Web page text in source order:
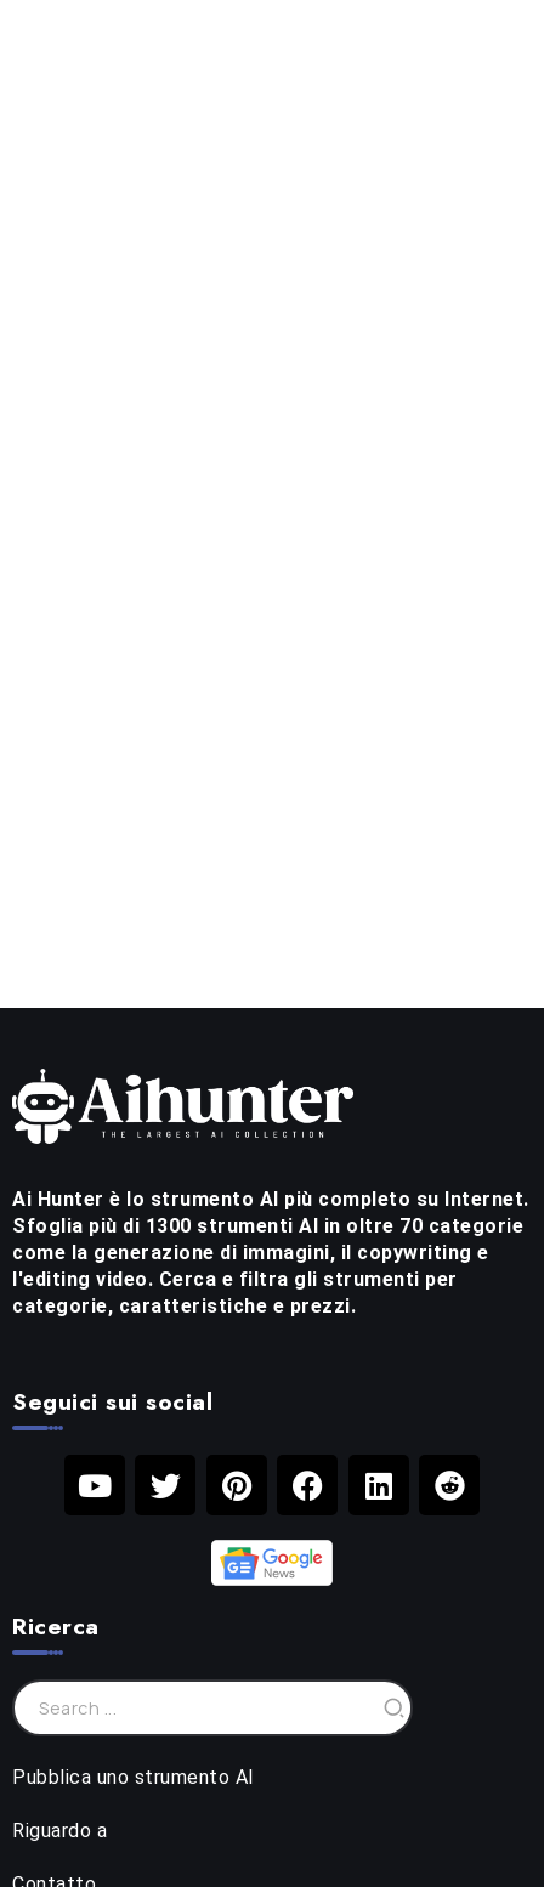
Ai Hunter è lo strumento AI più completo su Internet.
Sfoglia più di 1300 strumenti AI in oltre 70 categorie
come la generazione di immagini, il copywriting e
l'editing video. Cerca e filtra gli strumenti per
categorie, caratteristiche e prezzi.
Seguici sui social
Ricerca
Pubblica uno strumento AI
Riguardo a